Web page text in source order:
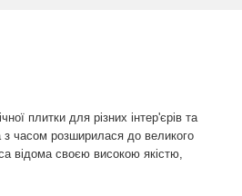
плитки для різних інтер'єрів та
з часом розширилася до великого
відома своєю високою якістю,